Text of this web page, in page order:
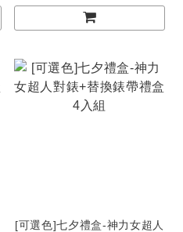
[可選色]七夕禮盒-神力女超人